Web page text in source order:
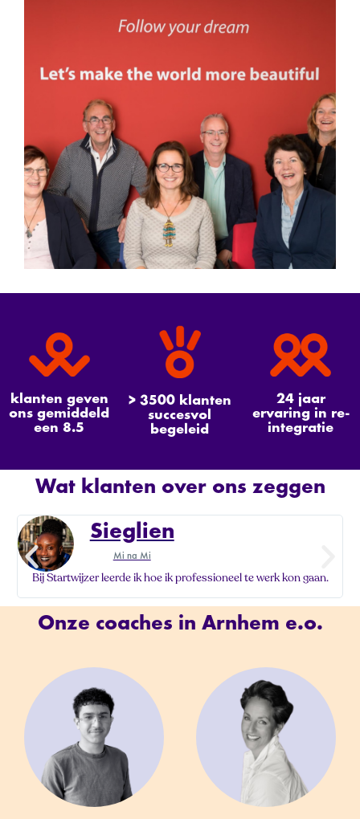
klanten geven
ons gemiddeld
een 8.5
> 3500 klanten
succesvol
begeleid
24 jaar
ervaring in re-
integratie
Wat klanten over ons zeggen
Sieglien
Mi na Mi
Bij Startwijzer leerde ik hoe ik professioneel te werk kon gaan.
Onze coaches in Arnhem e.o.